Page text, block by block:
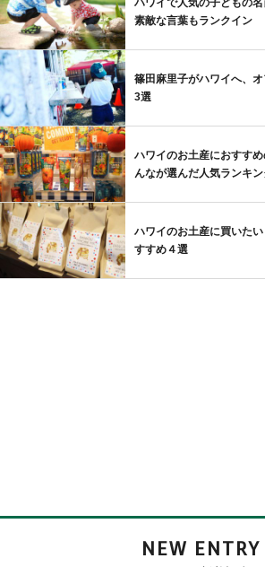
ハワイで人気の子どもの
素敵な言葉もランクイン
篠田麻里子がハワイへ、
3選
ハワイのお土産におすす
んなが選んだ人気ランキ
ハワイのお土産に買いた
すすめ４選
NEW ENTRY